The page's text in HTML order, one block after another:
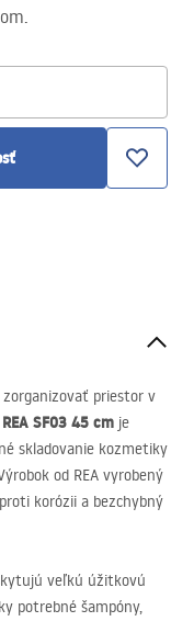
zorganizovať priestor v
REA SF03 45 cm je
skladovanie kozmetiky
od REA vyrobený
korózii a bezchybný
veľkú úžitkovú
potrebné šampóny,